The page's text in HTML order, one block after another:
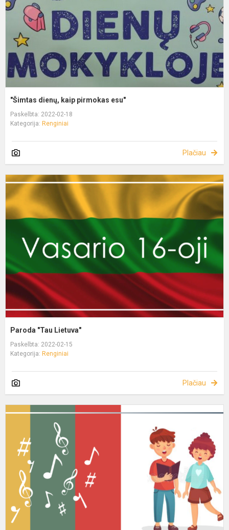
"Šimtas dienų, kaip pirmokas esu"
Paskelbta: 2022-02-18
Kategorija: Renginiai
Plačiau
Paroda "Tau Lietuva"
Paskelbta: 2022-02-15
Kategorija: Renginiai
Plačiau